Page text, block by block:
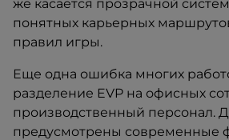
же касается прозрачной
понятных карьерных
правил игры.
Еще одна ошибка многих
разделение EVP на офисных
производственный персонал.
предусмотрены современные